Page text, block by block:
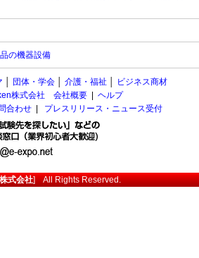
の機器設備
団体・学会 介護・福祉
ビジネス商材
株式会社 会社概要
ヘルプ
合わせ プレスリリース・ニュース受付
式会社] All Rights Reserved.